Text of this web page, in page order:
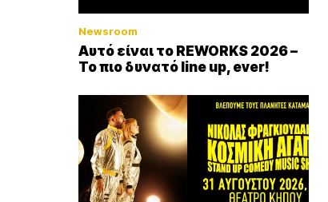
Newsroom
Αυτό είναι το REWORKS 2026 –
Το πιο δυνατό line up, ever!